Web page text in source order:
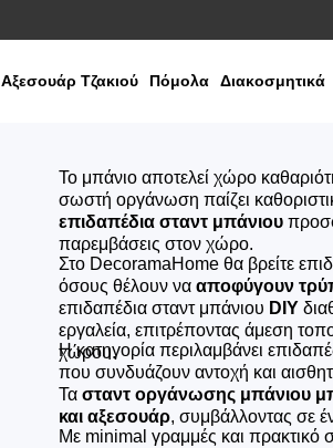
Αξεσουάρ Τζακιού Πόμολα Διακοσμητικά
Το μπάνιο αποτελεί χώρο
σωστή οργάνωση παίζει
επιδαπέδια σταντ μπάνιου
παρεμβάσεις στον χώρο.
Στο DecoramaHome θα βρείτε
όσους θέλουν να αποφύγουν
επιδαπέδια σταντ μπάνιου DIY
εργαλεία, επιτρέποντας άμεση
χώρου.
Η κατηγορία περιλαμβάνει
που συνδυάζουν αντοχή και
Τα σταντ οργάνωσης μπάνιου
και αξεσουάρ, συμβάλλοντας σε
Με minimal γραμμές και πρακτικό